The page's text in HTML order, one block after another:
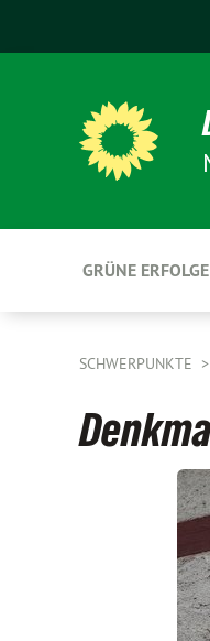
GRÜNE ERFOLGE
SCHWERPUNKTE